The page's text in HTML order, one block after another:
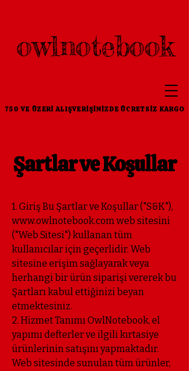
750 VE ÜZERI ALIŞVERIŞINIZDE ÜCRETSIZ KARGO
owlnotebook
Şartlar ve Koşullar
1. Giriş Bu Şartlar ve Koşullar ("S&K"),
www.owlnotebook.comweb sitesini
("Web Sitesi") kullanan tüm
kullanıcılar için geçerlidir. Web
sitesine erişim sağlayarak veya
herhangi bir ürün siparişi vererek bu
Şartları kabul ettiğinizi beyan
etmektesiniz.
2. Hizmet Tanımı OwlNotebook, el
yapımı defterler ve ilgili kırtasiye
ürünlerinin satışını yapmaktadır.
Web sitesinde sunulan tüm ürünler,